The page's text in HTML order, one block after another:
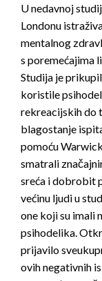
U nedavnoj
Londonu
mentalnog
s poremećajima
Studija je
koristile
rekreacijskih do
blagostanje
pomoću
smatrali
sreća i dobrobit
većinu ljudi u
one koji su imali
psihodelika.
prijavilo
ovih negativnih